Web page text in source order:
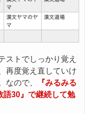
ストでしっかり覚え
再度覚え直していけ
なので、
『みるみる
語30』で継続して勉